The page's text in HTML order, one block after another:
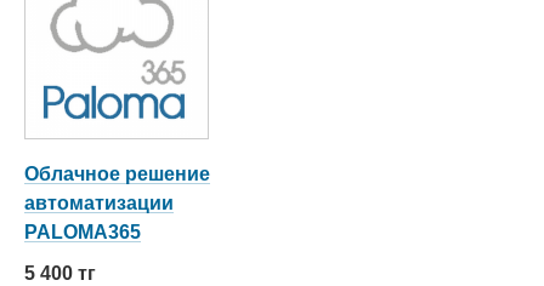
Облачное решение
автоматизации
PALOMA365
5 400 тг